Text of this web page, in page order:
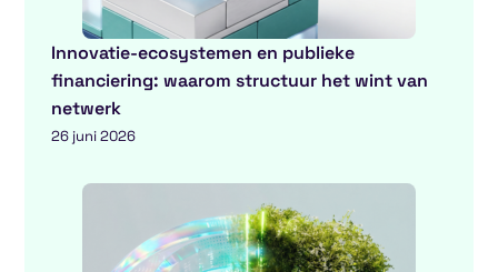
Innovatie-ecosystemen en publieke
financiering: waarom structuur het wint van
netwerk
26 juni 2026